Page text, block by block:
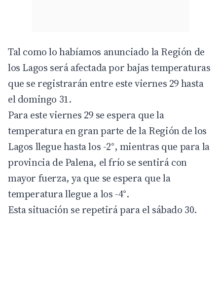
Tal como lo habíamos anunciado la Región de
los Lagos será afectada por bajas temperaturas
que se registrarán entre este viernes 29 hasta
el domingo 31.
Para este viernes 29 se espera que la
temperatura en gran parte de la Región de los
Lagos llegue hasta los -2°, mientras que para la
provincia de Palena, el frío se sentirá con
mayor fuerza, ya que se espera que la
temperatura llegue a los -4°.
Esta situación se repetirá para el sábado 30.